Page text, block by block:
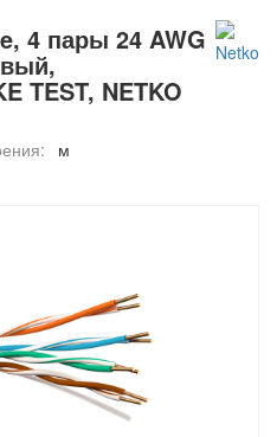
4 пары 24 AWG
TEST, NETKO
м